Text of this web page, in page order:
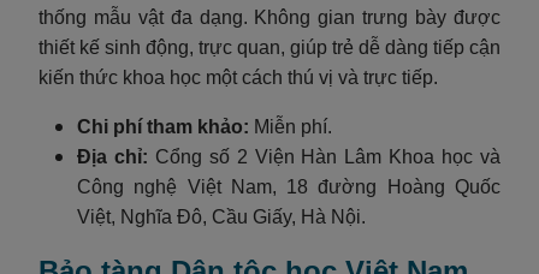
thống mẫu vật đa dạng. Không gian trưng bày được
thiết kế sinh động, trực quan, giúp trẻ dễ dàng tiếp cận
kiến thức khoa học một cách thú vị và trực tiếp.
Chi phí tham khảo: Miễn phí.
Địa chỉ: Cổng số 2 Viện Hàn Lâm Khoa học và
Công nghệ Việt Nam, 18 đường Hoàng Quốc
Việt, Nghĩa Đô, Cầu Giấy, Hà Nội.